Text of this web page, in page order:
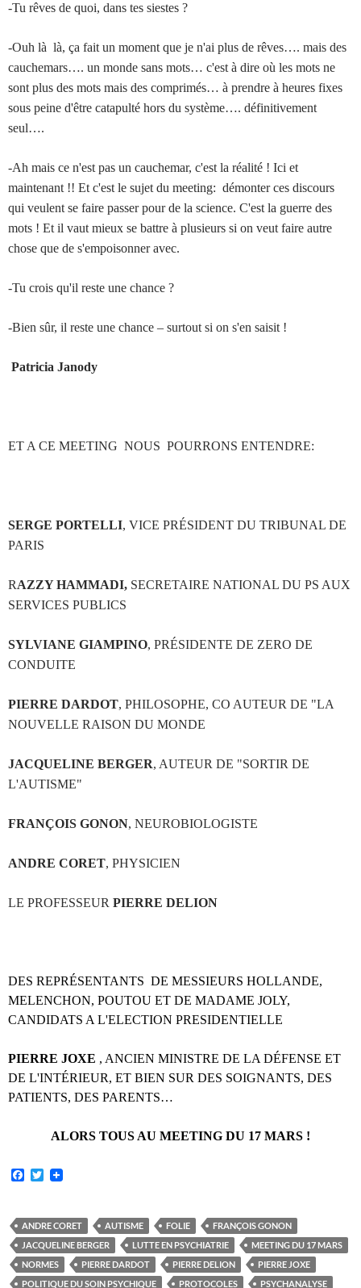
-Tu rêves de quoi, dans tes siestes ?
-Ouh là là, ça fait un moment que je n'ai plus de rêves…. mais des
cauchemars…. un monde sans mots… c'est à dire où les mots ne
sont plus des mots mais des comprimés… à prendre à heures fixes
sous peine d'être catapulté hors du système…. définitivement
seul….
-Ah mais ce n'est pas un cauchemar, c'est la réalité ! Ici et
maintenant !! Et c'est le sujet du meeting: démonter ces discours
qui veulent se faire passer pour de la science. C'est la guerre des
mots ! Et il vaut mieux se battre à plusieurs si on veut faire autre
chose que de s'empoisonner avec.
-Tu crois qu'il reste une chance ?
-Bien sûr, il reste une chance – surtout si on s'en saisit !
Patricia Janody
ET A CE MEETING NOUS POURRONS ENTENDRE:
SERGE PORTELLI, VICE PRÉSIDENT DU TRIBUNAL DE
PARIS
RAZZY HAMMADI, SECRETAIRE NATIONAL DU PS AUX
SERVICES PUBLICS
SYLVIANE GIAMPINO, PRÉSIDENTE DE ZERO DE
CONDUITE
PIERRE DARDOT, PHILOSOPHE, CO AUTEUR DE "LA
NOUVELLE RAISON DU MONDE
JACQUELINE BERGER, AUTEUR DE "SORTIR DE
L'AUTISME"
FRANÇOIS GONON, NEUROBIOLOGISTE
ANDRE CORET, PHYSICIEN
LE PROFESSEUR PIERRE DELION
DES REPRÉSENTANTS DE MESSIEURS HOLLANDE,
MELENCHON, POUTOU ET DE MADAME JOLY,
CANDIDATS A L'ELECTION PRESIDENTIELLE
PIERRE JOXE , ANCIEN MINISTRE DE LA DÉFENSE ET
DE L'INTÉRIEUR, ET BIEN SUR DES SOIGNANTS, DES
PATIENTS, DES PARENTS…
ALORS TOUS AU MEETING DU 17 MARS !
F
b
o
o
k
T
t
e
r
ANDRE CORET AUTISME FOLIE
FRANÇOIS GONON
JACQUELINE BERGER
LUTTE EN PSYCHIATRIE
MEETING DU 17 MARS
NORMES
PIERRE DARDOT PIERRE DELION
PIERRE JOXE
POLITIQUE DU SOIN PSYCHIQUE
PROTOCOLES PSYCHANALYSE